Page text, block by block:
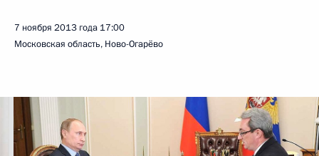
7 ноября 2013 года 17:00
Московская область, Ново-Огарёво